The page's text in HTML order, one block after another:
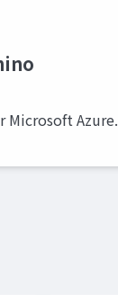
Microsoft Azure.